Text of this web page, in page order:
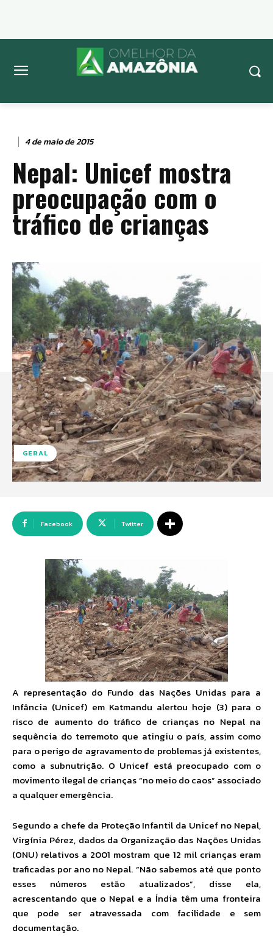
4 de maio de 2015
Nepal: Unicef mostra
preocupação com o
tráfico de crianças
GERAL
Facebook Twitter
A representação do Fundo das Nações Unidas para a
Infância (Unicef) em Katmandu alertou hoje (3) para o
risco de aumento do tráfico de crianças no Nepal na
sequência do terremoto que atingiu o país, assim como
para o perigo de agravamento de problemas já existentes,
como a subnutrição. O Unicef está preocupado com o
movimento ilegal de crianças “no meio do caos” associado
a qualquer emergência.
Segundo a chefe da Proteção Infantil da Unicef no Nepal,
Virgínia Pérez, dados da Organização das Nações Unidas
(ONU) relativos a 2001 mostram que 12 mil crianças eram
traficadas por ano no Nepal. “Não sabemos até que ponto
esses números estão atualizados”, disse ela,
acrescentando que o Nepal e a Índia têm uma fronteira
que pode ser atravessada com facilidade e sem
documentação.